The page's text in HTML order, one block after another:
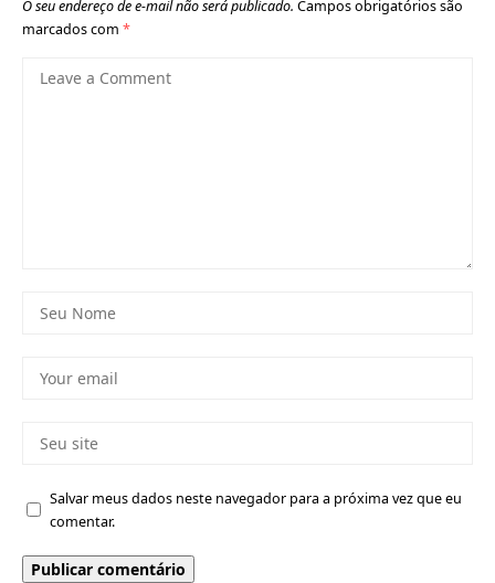
O seu endereço de e-mail não será publicado. Campos obrigatórios são
marcados com *
Salvar meus dados neste navegador para a próxima vez que eu
comentar.